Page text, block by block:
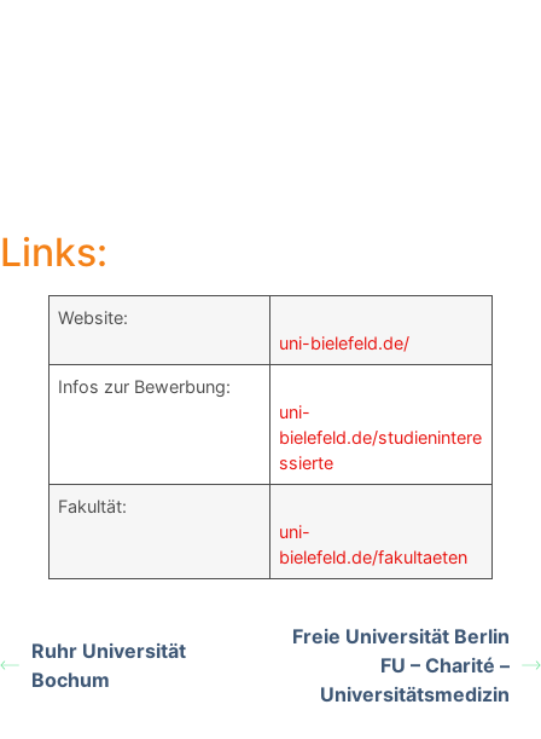
Links:
Website:
uni-bielefeld.de/
Infos zur Bewerbung:
uni-
bielefeld.de/studienintere
ssierte
Fakultät:
uni-
bielefeld.de/fakultaeten
Ruhr Universität
Bochum
Freie Universität Berlin
FU – Charité –
Universitätsmedizin